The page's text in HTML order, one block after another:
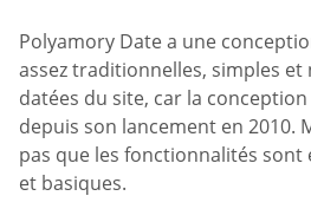
Polyamory Date a une
assez traditionnelles, simples
datées du site, car la conception
depuis son lancement en 2010.
pas que les fonctionnalités sont
et basiques.